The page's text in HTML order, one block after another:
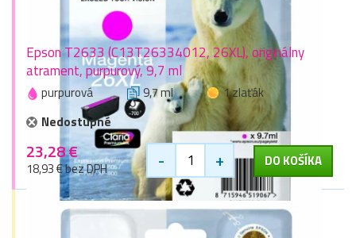
Epson T2633 (C13T26334012, 26XL), originálny
atrament, purpurový, 9,7 ml
purpurová 9,7 ml
1 zlaťák
Nedostupné
23,28 €
18,93 € bez DPH - + DO KOŠÍKA